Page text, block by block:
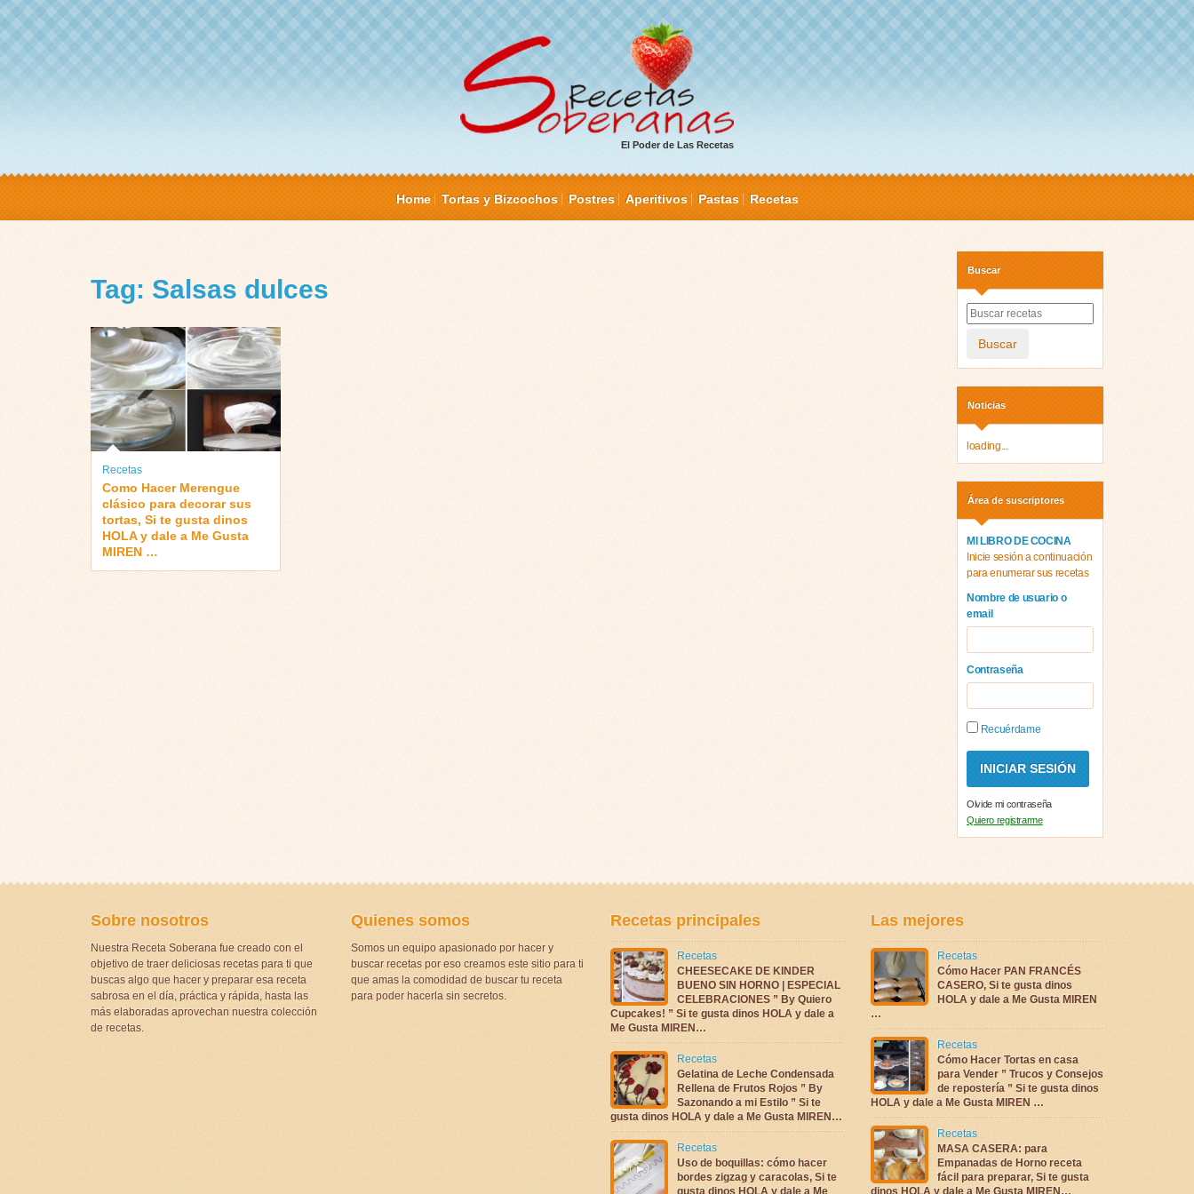
El Poder de Las Recetas
Home Tortas y Bizcochos Postres Aperitivos Pastas Recetas
Tag: Salsas dulces
Recetas
Como Hacer Merengue
clásico para decorar sus
tortas, Si te gusta dinos
HOLA y dale a Me Gusta
MIREN …
Buscar
Buscar
Noticias
loading...
Área de suscriptores
MI LIBRO DE COCINA
Inicie sesión a continuación
para enumerar sus recetas
Nombre de usuario o
email
Contraseña
Recuérdame
Olvide mi contraseña
Quiero registrarme
Sobre nosotros
Nuestra Receta Soberana fue creado con el
objetivo de traer deliciosas recetas para ti que
buscas algo que hacer y preparar esa receta
sabrosa en el día, práctica y rápida, hasta las
más elaboradas aprovechan nuestra colección
de recetas.
Quienes somos
Somos un equipo apasionado por hacer y
buscar recetas por eso creamos este sitio para ti
que amas la comodidad de buscar tu receta
para poder hacerla sin secretos.
Recetas principales
Recetas
CHEESECAKE DE KINDER
BUENO SIN HORNO | ESPECIAL
CELEBRACIONES ” By Quiero
Cupcakes! ” Si te gusta dinos HOLA y dale a
Me Gusta MIREN…
Recetas
Gelatina de Leche Condensada
Rellena de Frutos Rojos ” By
Sazonando a mi Estilo ” Si te
gusta dinos HOLA y dale a Me Gusta MIREN…
Recetas
Uso de boquillas: cómo hacer
bordes zigzag y caracolas, Si te
gusta dinos HOLA y dale a Me
Las mejores
Recetas
Cómo Hacer PAN FRANCÉS
CASERO, Si te gusta dinos
HOLA y dale a Me Gusta MIREN
…
Recetas
Cómo Hacer Tortas en casa
para Vender ” Trucos y Consejos
de repostería ” Si te gusta dinos
HOLA y dale a Me Gusta MIREN …
Recetas
MASA CASERA: para
Empanadas de Horno receta
fácil para preparar, Si te gusta
dinos HOLA y dale a Me Gusta MIREN…